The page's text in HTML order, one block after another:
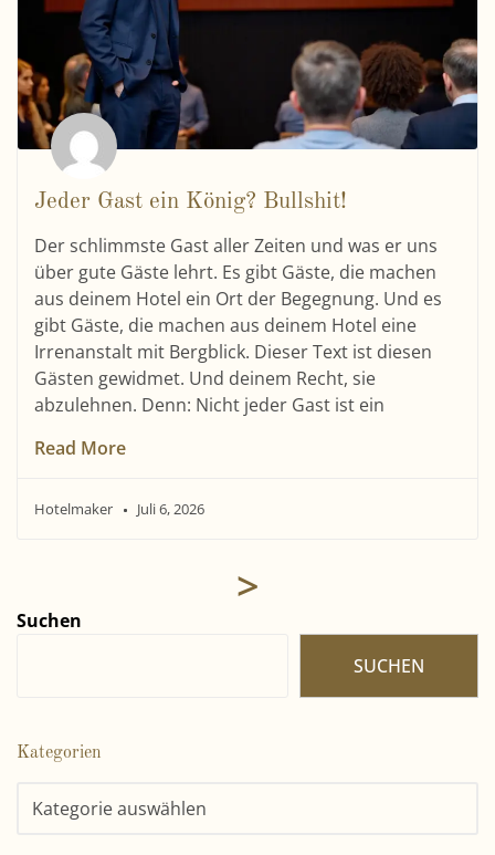
Jeder Gast ein König? Bullshit!
Der schlimmste Gast aller Zeiten und was er uns
über gute Gäste lehrt. Es gibt Gäste, die machen
aus deinem Hotel ein Ort der Begegnung. Und es
gibt Gäste, die machen aus deinem Hotel eine
Irrenanstalt mit Bergblick. Dieser Text ist diesen
Gästen gewidmet. Und deinem Recht, sie
abzulehnen. Denn: Nicht jeder Gast ist ein
Read More
Hotelmaker Juli 6, 2026
>
Suchen
SUCHEN
Kategorien